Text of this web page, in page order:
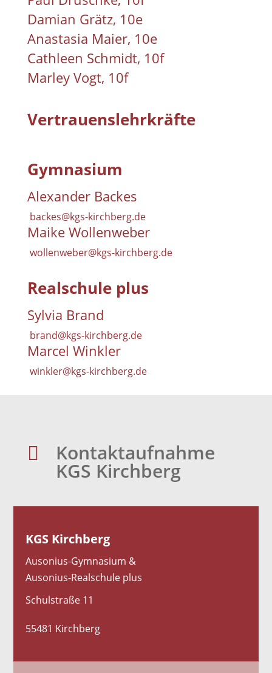
Damian Grätz, 10e
Anastasia Maier, 10e
Cathleen Schmidt, 10f
Marley Vogt, 10f
Vertrauenslehrkräfte
Gymnasium
Alexander Backes
backes@kgs-kirchberg.de
Maike Wollenweber
wollenweber@kgs-kirchberg.de
Realschule plus
Sylvia Brand
brand@kgs-kirchberg.de
Marcel Winkler
winkler@kgs-kirchberg.de
 Kontaktaufnahme
KGS Kirchberg
KGS Kirchberg
Ausonius-Gymnasium &
Ausonius-Realschule plus
Schulstraße 11
55481 Kirchberg